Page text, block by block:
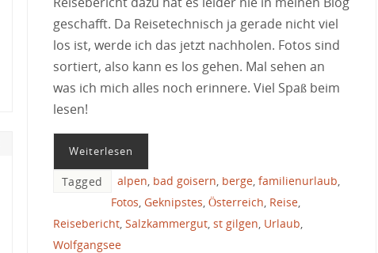
geschafft. Da Reisetechnisch ja gerade nicht viel
los ist, werde ich das jetzt nachholen. Fotos sind
sortiert, also kann es los gehen. Mal sehen an
was ich mich alles noch erinnere. Viel Spaß beim
lesen!
Weiterlesen
Tagged alpen bad goisern berge, familienurlaub
Fotos Geknipstes Österreich Reise,
Reisebericht, Salzkammergut, st gilgen Urlaub
Wolfgangsee